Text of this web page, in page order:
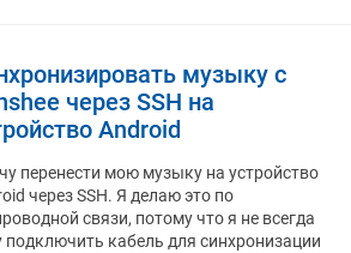
музыку с
через SSH на
Android
перенести мою музыку на устройство
через SSH. Я делаю это по
связи, потому что я не всегда
подключить кабель для синхронизации